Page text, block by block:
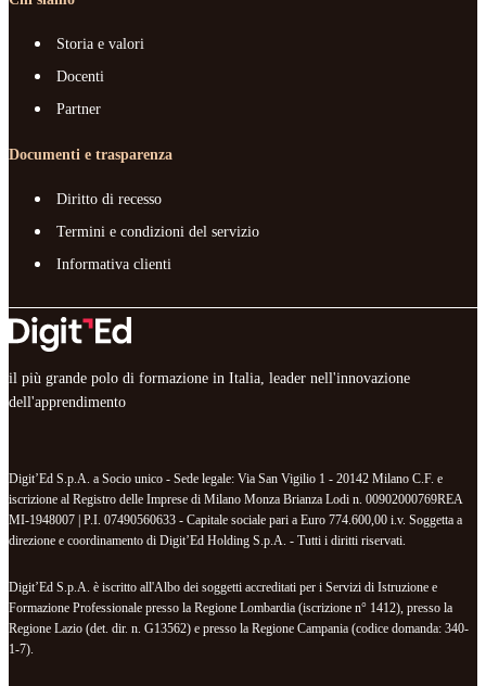
Storia e valori
Docenti
Partner
Documenti e trasparenza
Diritto di recesso
Termini e condizioni del servizio
Informativa clienti
il più grande polo di formazione in Italia, leader nell'innovazione
dell'apprendimento
Digit’Ed S.p.A. a Socio unico - Sede legale: Via San Vigilio 1 - 20142 Milano C.F. e
iscrizione al Registro delle Imprese di Milano Monza Brianza Lodi n. 00902000769REA
MI-1948007 | P.I. 07490560633 - Capitale sociale pari a Euro 774.600,00 i.v. Soggetta a
direzione e coordinamento di Digit’Ed Holding S.p.A. - Tutti i diritti riservati.
Digit’Ed S.p.A. è iscritto all'Albo dei soggetti accreditati per i Servizi di Istruzione e
Formazione Professionale presso la Regione Lombardia (iscrizione n° 1412), presso la
Regione Lazio (det. dir. n. G13562) e presso la Regione Campania (codice domanda: 340-
1-7).